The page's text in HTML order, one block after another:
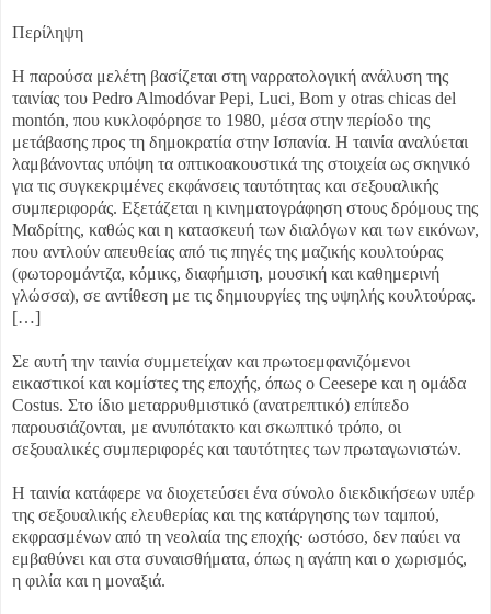
Περίληψη
Η παρούσα μελέτη βασίζεται στη ναρρατολογική ανάλυση της
ταινίας του Pedro Almodóvar Pepi, Luci, Bom y otras chicas del
montón, που κυκλοφόρησε το 1980, μέσα στην περίοδο της
μετάβασης προς τη δημοκρατία στην Ισπανία. Η ταινία αναλύεται
λαμβάνοντας υπόψη τα οπτικοακουστικά της στοιχεία ως σκηνικό
για τις συγκεκριμένες εκφάνσεις ταυτότητας και σεξουαλικής
συμπεριφοράς. Εξετάζεται η κινηματογράφηση στους δρόμους της
Μαδρίτης, καθώς και η κατασκευή των διαλόγων και των εικόνων,
που αντλούν απευθείας από τις πηγές της μαζικής κουλτούρας
(φωτορομάντζα, κόμικς, διαφήμιση, μουσική και καθημερινή
γλώσσα), σε αντίθεση με τις δημιουργίες της υψηλής κουλτούρας.
[…]
Σε αυτή την ταινία συμμετείχαν και πρωτοεμφανιζόμενοι
εικαστικοί και κομίστες της εποχής, όπως ο Ceesepe και η ομάδα
Costus. Στο ίδιο μεταρρυθμιστικό (ανατρεπτικό) επίπεδο
παρουσιάζονται, με ανυπότακτο και σκωπτικό τρόπο, οι
σεξουαλικές συμπεριφορές και ταυτότητες των πρωταγωνιστών.
Η ταινία κατάφερε να διοχετεύσει ένα σύνολο διεκδικήσεων υπέρ
της σεξουαλικής ελευθερίας και της κατάργησης των ταμπού,
εκφρασμένων από τη νεολαία της εποχής· ωστόσο, δεν παύει να
εμβαθύνει και στα συναισθήματα, όπως η αγάπη και ο χωρισμός,
η φιλία και η μοναξιά.